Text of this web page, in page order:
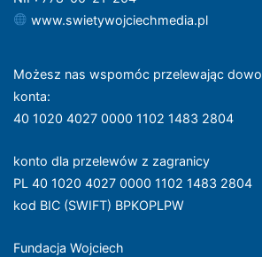
www.swietywojciechmedia.pl
Możesz nas wspomóc przelewając
konta:
40 1020 4027 0000 1102 1483 2804
konto dla przelewów z zagranicy
PL 40 1020 4027 0000 1102 1483 2804
kod BIC (SWIFT) BPKOPLPW
Fundacja Wojciech